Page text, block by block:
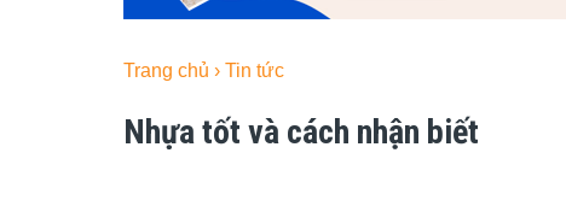
Trang chủ › Tin tức
Nhựa tốt và cách nhận biết